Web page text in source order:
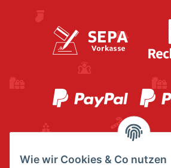
Wie wir Cookies & Co nutzen